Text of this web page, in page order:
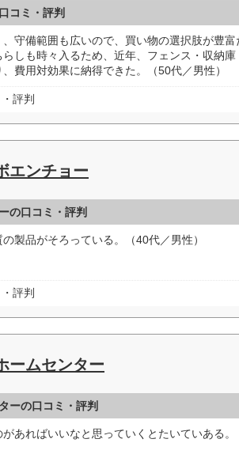
コミ・評判
守備範囲も広いので、買い物の選択肢が豊
らしも時々入るため、近年、フェンス・収納
、費用対効果に納得できた。（50代／男性）
評判
エンチョー
の口コミ・評判
製品がそろっている。（40代／男性）
評判
ームセンター
ーの口コミ・評判
があればいいなと思っていくとたいていある。